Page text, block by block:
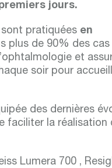
jours.
pratiquées en
plus de 90% des cas
et
soir pour
des dernières
faciliter la réalisation
Lumera 700 ,